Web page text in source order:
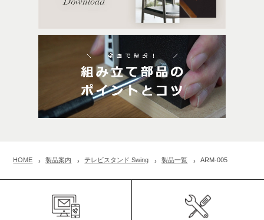
HOME 製品案内 テレビスタンド Swing 製品一覧 ARM-005